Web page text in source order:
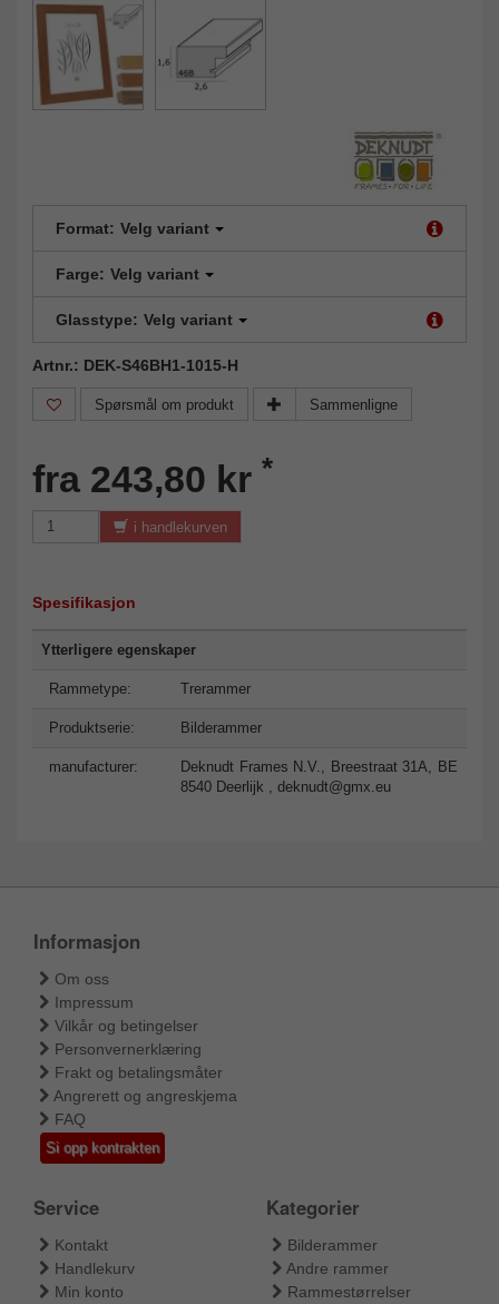
Format: Velg variant
Farge: Velg variant
Glasstype: Velg variant
Artnr.: DEK-S46BH1-1015-H
Spørsmål om produkt Sammenligne
fra 243,80 kr *
i handlekurven
Spesifikasjon
Ytterligere egenskaper
Rammetype: Trerammer
Produktserie: Bilderammer
manufacturer:
Deknudt Frames N.V., Breestraat 31A, BE
8540 Deerlijk , deknudt@gmx.eu
Informasjon
Om oss
Impressum
Vilkår og betingelser
Personvernerklæring
Frakt og betalingsmåter
Angrerett og angreskjema
FAQ
Si opp kontrakten
Service
Kontakt
Handlekurv
Min konto
Kategorier
Bilderammer
Andre rammer
Rammestørrelser